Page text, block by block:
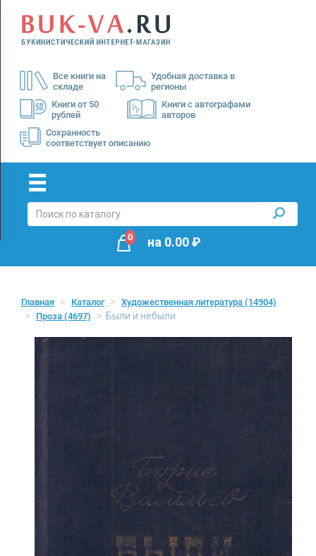
Все книги на
складе
Удобная доставка в
регионы
Книги от 50
рублей
Книги с автографами
авторов
Сохранность
соответствует описанию
Menu
Доставка
Оплата
0 на 0.00₽
Главная Каталог Художественная литература (14904)
Проза (4697) Были и небыли